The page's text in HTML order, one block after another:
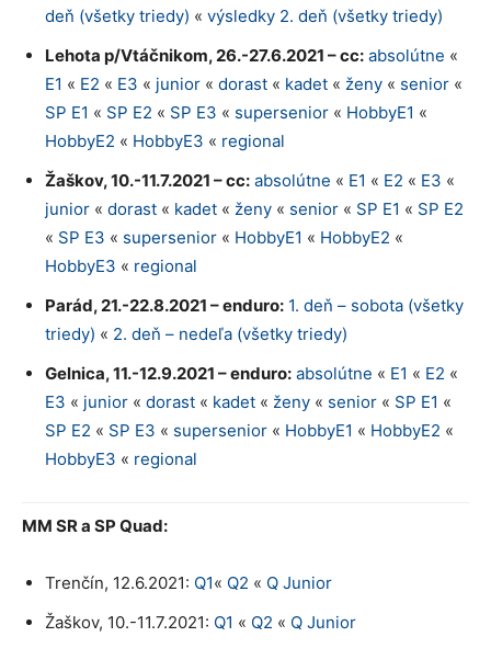
deň (všetky triedy) « výsledky 2. deň (všetky triedy)
Lehota p/Vtáčnikom, 26.-27.6.2021 – cc: absolútne «
E1 « E2 « E3 « junior « dorast « kadet « ženy « senior «
SP E1 « SP E2 « SP E3 « supersenior « HobbyE1 «
HobbyE2 « HobbyE3 « regional
Žaškov, 10.-11.7.2021 – cc: absolútne « E1 « E2 « E3 «
junior « dorast « kadet « ženy « senior « SP E1 « SP E2
« SP E3 « supersenior « HobbyE1 « HobbyE2 «
HobbyE3 « regional
Parád, 21.-22.8.2021 – enduro: 1. deň – sobota (všetky
triedy) « 2. deň – nedeľa (všetky triedy)
Gelnica, 11.-12.9.2021 – enduro: absolútne « E1 « E2 «
E3 « junior « dorast « kadet « ženy « senior « SP E1 «
SP E2 « SP E3 « supersenior « HobbyE1 « HobbyE2 «
HobbyE3 « regional
MM SR a SP Quad:
Trenčín, 12.6.2021: Q1« Q2 « Q Junior
Žaškov, 10.-11.7.2021: Q1 « Q2 « Q Junior